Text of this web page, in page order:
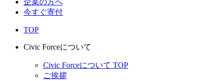
企業の方へ
今すぐ寄付
TOP
Civic Forceについて
Civic Forceについて TOP
ご挨拶